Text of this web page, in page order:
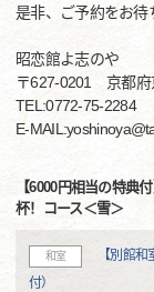
是非、ご予約をお待
昭恋館よ志のや
〒627-0201 京都府
TEL:0772-75-2284
E-
【6000円相当の特典
杯！コース＜雪＞
和室
【別館
付）